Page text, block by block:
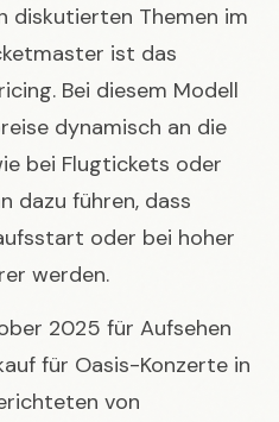
diskutierten Themen im
ist das
Bei diesem Modell
dynamisch an die
bei Flugtickets oder
dazu führen, dass
oder bei hoher
werden.
2025 für Aufsehen
für Oasis-Konzerte in
von